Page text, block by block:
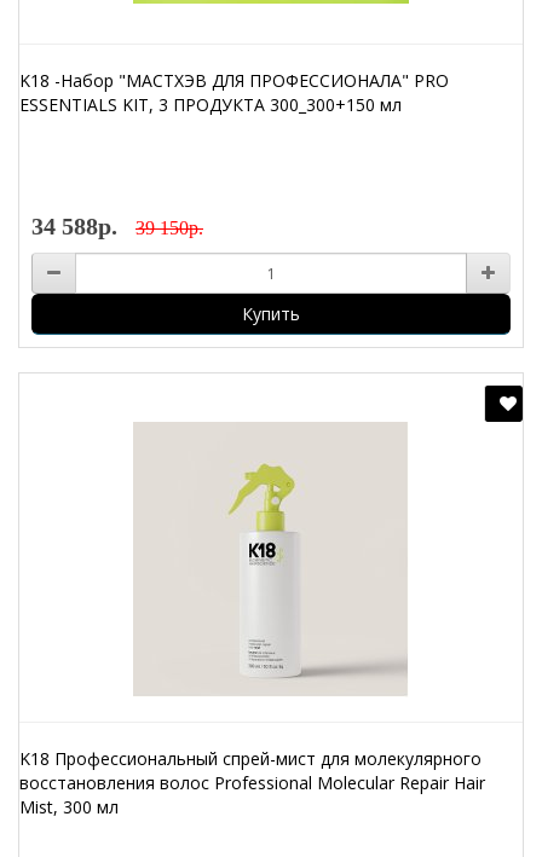
K18 -Набор "МАСТХЭВ ДЛЯ ПРОФЕССИОНАЛА" PRO
ESSENTIALS KIT, 3 ПРОДУКТА 300_300+150 мл
34 588р. 39 150р.
Купить
K18 Профессиональный спрей-мист для молекулярного
восстановления волос Professional Molecular Repair Hair
Mist, 300 мл